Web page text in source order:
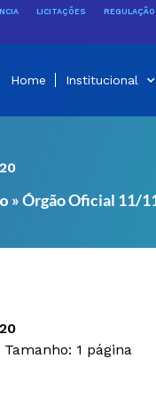
LICITAÇÕES
Home Institucional
»Órgão Oficial 11/
1 página